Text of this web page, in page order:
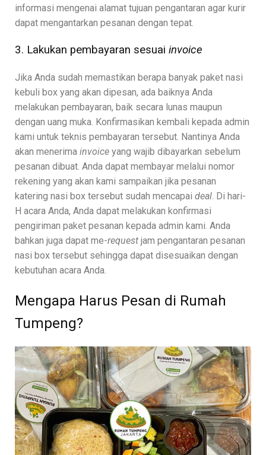
informasi mengenai alamat tujuan pengantaran agar kurir
dapat mengantarkan pesanan dengan tepat.
3. Lakukan pembayaran sesuai invoice
Jika Anda sudah memastikan berapa banyak paket nasi
kebuli box yang akan dipesan, ada baiknya Anda
melakukan pembayaran, baik secara lunas maupun
dengan uang muka. Konfirmasikan kembali kepada admin
kami untuk teknis pembayaran tersebut. Nantinya Anda
akan menerima invoice yang wajib dibayarkan sebelum
pesanan dibuat. Anda dapat membayar melalui nomor
rekening yang akan kami sampaikan jika pesanan
katering nasi box tersebut sudah mencapai deal. Di hari-
H acara Anda, Anda dapat melakukan konfirmasi
pengiriman paket pesanan kepada admin kami. Anda
bahkan juga dapat me-request jam pengantaran pesanan
nasi box tersebut sehingga dapat disesuaikan dengan
kebutuhan acara Anda.
Mengapa Harus Pesan di Rumah
Tumpeng?